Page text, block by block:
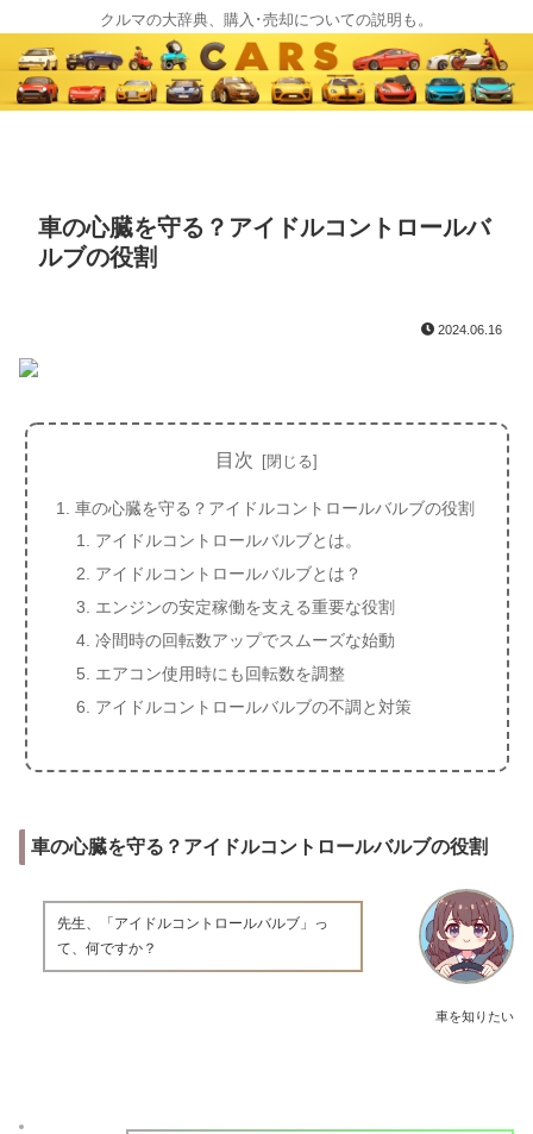
クルマの大辞典、購入･売却についての説明も。
車の心臓を守る？アイドルコントロールバ
ルブの役割
2024.06.16
目次
車の心臓を守る？アイドルコントロールバルブの役割
アイドルコントロールバルブとは。
アイドルコントロールバルブとは？
エンジンの安定稼働を支える重要な役割
冷間時の回転数アップでスムーズな始動
エアコン使用時にも回転数を調整
アイドルコントロールバルブの不調と対策
車の心臓を守る？アイドルコントロールバルブの役割
車を知りたい
先生、「アイドルコントロールバルブ」っ
て、何ですか？